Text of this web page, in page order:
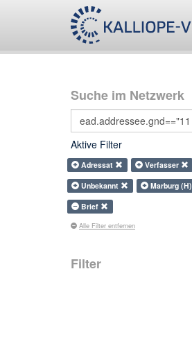
Suche im Netzwerk
Aktive Filter
Adressat
Verfasser
Unbekannt
Marburg (H)
Brief
Alle Filter entfernen
Filter